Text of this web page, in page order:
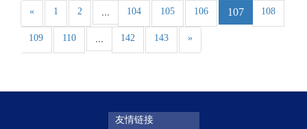
« 1 2 ... 104 105 106 107 108
109 110 ... 142 143 »
友情链接